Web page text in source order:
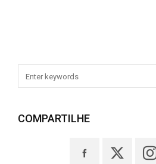
COMPARTILHE